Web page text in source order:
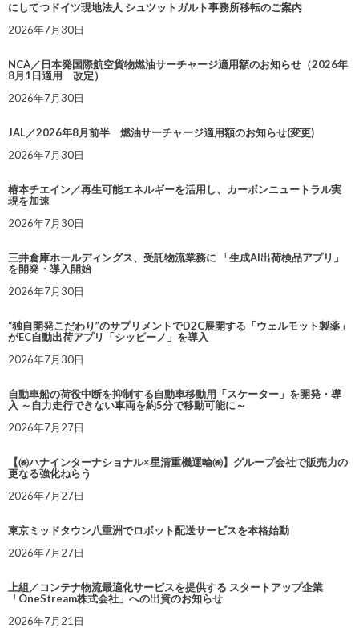
にしてつドイツ現地法人 シュツットガルト事務所移転のご案内
2026年7月30日
NCA／日本発国際航空貨物燃油サーチャージ適用額のお知らせ（2026年
8月1日適用 改定）
2026年7月30日
JAL／2026年8月前半 燃油サーチャージ適用額のお知らせ(変更)
2026年7月30日
椿本チエイン／再生可能エネルギーを活用し、カーボンニュートラル実
現を加速
2026年7月30日
三井倉庫ホールディングス、受託物流業務に 「生成AI出荷検品アプリ」
を開発・導入開始
2026年7月30日
“独自開発こだわり”のサプリメントでD2C展開する「ウェルモット製薬」
がEC自動出荷アプリ「シッピーノ」を導入
2026年7月30日
自動車船の荷役中断を抑制する自動車移動用「スケーター」を開発・導
入 ～自力走行できない車両を約5分で移動可能に～
2026年7月27日
【㈱ハナインターナショナル×星清重機運輸㈱】グループ会社で販売力の
更なる強化ねらう
2026年7月27日
東京ミッドタウン八重洲でロボット配送サービスを本格始動
2026年7月27日
上組／コンテナ物流最適化サービスを提供する スタートアップ企業
「OneStream株式会社」への出資のお知らせ
2026年7月21日